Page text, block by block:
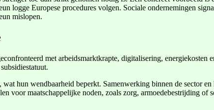
logge Europese procedures volgen. Sociale ondernemingen
mislopen.
met arbeidsmarktkrapte, digitalisering,
hun wendbaarheid beperkt. Samenwerking binnen de sector
voor maatschappelijke noden, zoals zorg, armoedebestrijding of